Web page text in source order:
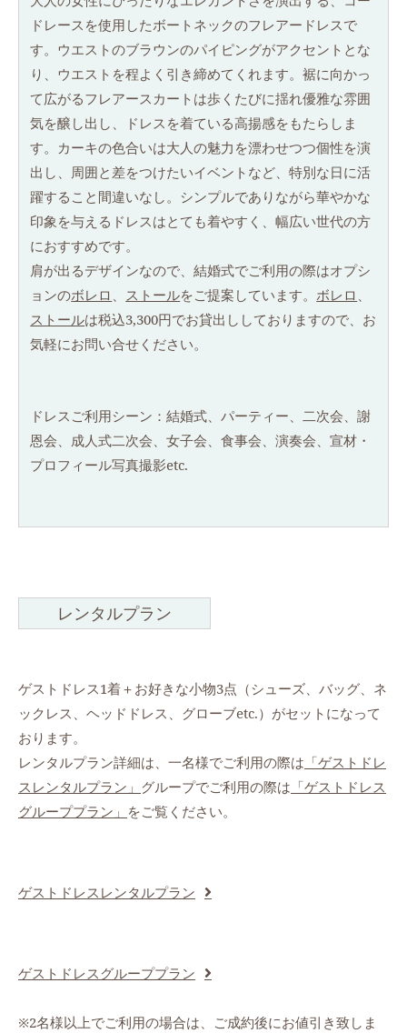
ドレースを使用したボートネックのフレアードレスで
す。ウエストのブラウンのパイピングがアクセントとな
り、ウエストを程よく引き締めてくれます。裾に向かっ
て広がるフレアースカートは歩くたびに揺れ優雅な雰囲
気を醸し出し、ドレスを着ている高揚感をもたらしま
す。カーキの色合いは大人の魅力を漂わせつつ個性を演
出し、周囲と差をつけたいイベントなど、特別な日に活
躍すること間違いなし。シンプルでありながら華やかな
印象を与えるドレスはとても着やすく、幅広い世代の方
におすすめです。
肩が出るデザインなので、結婚式でご利用の際はオプシ
ョンのボレロ 、 ストールをご提案しています。ボレロ 、
ストールは税込3,300円でお貸出ししておりますので、お
気軽にお問い合せください。
ドレスご利用シーン：結婚式、パーティー、二次会、謝
恩会、成人式二次会、女子会、食事会、演奏会、宣材・
プロフィール写真撮影etc.
レンタルプラン
ゲストドレス1着＋お好きな小物3点（シューズ、バッグ、ネ
ックレス、ヘッドドレス、グローブetc.）がセットになって
おります。
レンタルプラン詳細は、一名様でご利用の際は 「ゲストドレ
スレンタルプラン」 グループでご利用の際は 「ゲストドレス
グループプラン」 をご覧ください。
ゲストドレスレンタルプラン
ゲストドレスグループプラン
※2名様以上でご利用の場合は、ご成約後にお値引き致しま